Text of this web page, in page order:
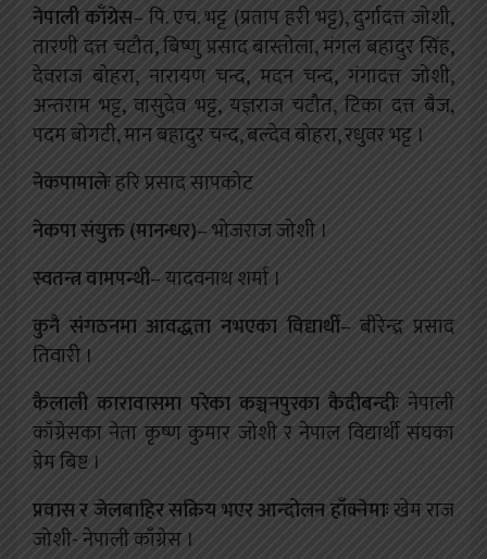
नेपाली काँग्रेस– पि. एच. भट्ट (प्रताप हरी भट्ट), दुर्गादत्त जोशी,
तारणी दत्त चटौत, बिष्णु प्रसाद बास्तोला, मंगल बहादुर सिंह,
देवराज बोहरा, नारायण चन्द, मदन चन्द, गंगादत्त जोशी,
अन्तराम भट्ट, वासुदेव भट्ट, यज्ञराज चटौत, टिका दत्त बैज,
पदम बोगटी, मान बहादुर चन्द, बल्देव बोहरा, रधुवर भट्ट ।
नेकपामालेःहरि प्रसाद सापकोट
नेकपा संयुक्त (मानन्धर)– भोजराज जोशी ।
स्वतन्त्र वामपन्थी– यादवनाथ शर्मा ।
कुनै संगठनमा आवद्धता नभएका विद्यार्थी– बीरेन्द्र प्रसाद
तिवारी ।
कैलाली कारावासमा परेका कञ्चनपुरका कैदीबन्दीः नेपाली
काँग्रेसका नेता कृष्ण कुमार जोशी र नेपाल विद्यार्थी संघका
प्रेम बिष्ट ।
प्रवास र जेलबाहिर सक्रिय भएर आन्दोलन हाँक्नेमाःखेम राज
जोशी- नेपाली काँग्रेस ।